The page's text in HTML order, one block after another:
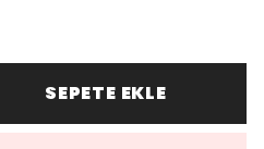
SEPETE EKLE